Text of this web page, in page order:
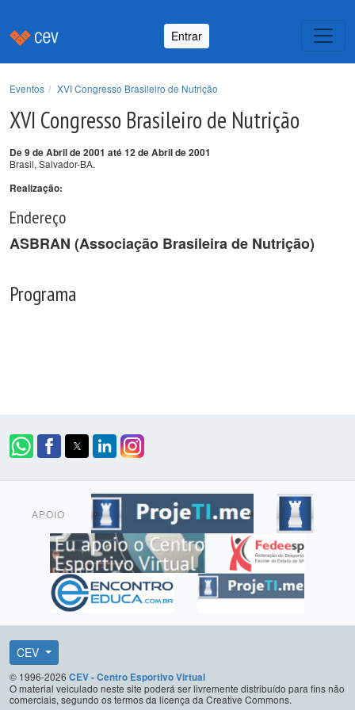
Entrar
Eventos XVI Congresso Brasileiro de Nutrição
XVI Congresso Brasileiro de Nutrição
De 9 de Abril de 2001 até 12 de Abril de 2001
Brasil, Salvador-BA.
Realização:
Endereço
ASBRAN (Associação Brasileira de Nutrição)
Programa
APOIO
CEV
© 1996-2026 CEV - Centro Esportivo Virtual
O material veiculado neste site poderá ser livremente distribuído para fins não
comerciais, segundo os termos da licença da Creative Commons.